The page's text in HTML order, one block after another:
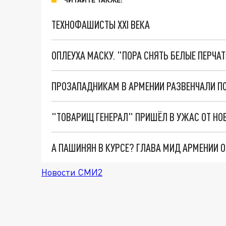
ТЕХНОФАШИСТЫ XXI ВЕКА
ОПЛЕУХА МАСКУ. "ПОРА СНЯТЬ БЕЛЫЕ
Новости СМИ2